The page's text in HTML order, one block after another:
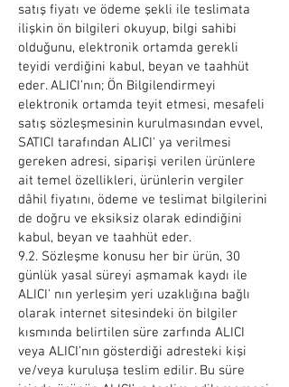
satış fiyatı ve ödeme şekli ile teslimata
ilişkin ön bilgileri okuyup, bilgi sahibi
olduğunu, elektronik ortamda gerekli
teyidi verdiğini kabul, beyan ve taahhüt
eder. ALICI’nın; Ön Bilgilendirmeyi
elektronik ortamda teyit etmesi, mesafeli
satış sözleşmesinin kurulmasından evvel,
SATICI tarafından ALICI' ya verilmesi
gereken adresi, siparişi verilen ürünlere
ait temel özellikleri, ürünlerin vergiler
dâhil fiyatını, ödeme ve teslimat bilgilerini
de doğru ve eksiksiz olarak edindiğini
kabul, beyan ve taahhüt eder.
9.2. Sözleşme konusu her bir ürün, 30
günlük yasal süreyi aşmamak kaydı ile
ALICI' nın yerleşim yeri uzaklığına bağlı
olarak internet sitesindeki ön bilgiler
kısmında belirtilen süre zarfında ALICI
veya ALICI’nın gösterdiği adresteki kişi
ve/veya kuruluşa teslim edilir. Bu süre